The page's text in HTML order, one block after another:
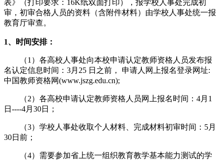
表》（打印要求：16K纸双面打印），报学校人事处完成初
审，初审合格人员的资料（含附件材料）由学校人事处统一报
教育厅审查。
1、时间安排：
（1）各高校人事处向本校申请认定教师资格人员发布报
名认定信息时间：3月25 日之前， 申请人网上报名登录网址:
中国教师资格网(www.jszg.edu.cn);
（2）各高校申请认定教师资格人员网上报名时间：4月1
日----4月30日；
（3）学校人事处收取个人材料、完成材料初审时间：5月
30日前；
（4）需要参加省上统一组织教育教学基本能力测试的学